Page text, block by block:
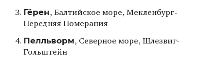
Гёрен, Балтийское море, Мекленбург-
Передняя Померания
Пелльворм, Северное море, Шлезвиг-
Гольштейн